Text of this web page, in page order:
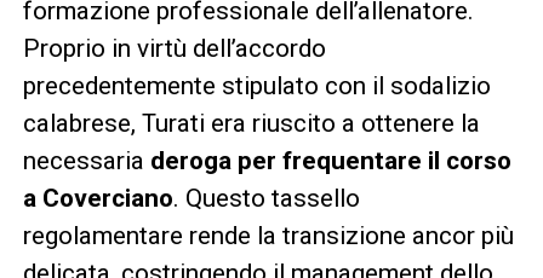
formazione professionale dell’allenatore.
Proprio in virtù dell’accordo
precedentemente stipulato con il sodalizio
calabrese, Turati era riuscito a ottenere la
necessaria deroga per frequentare il corso
a Coverciano. Questo tassello
regolamentare rende la transizione ancor più